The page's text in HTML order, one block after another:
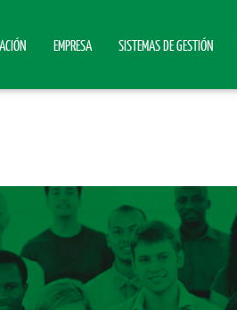
EMPRESA SISTEMAS DE GESTIÓN